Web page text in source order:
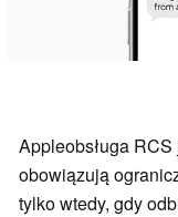
Appleobsługa
obowiązują
tylko wtedy, gdy